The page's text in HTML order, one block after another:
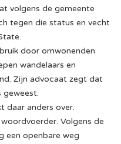
volgens de gemeente
tegen die status en vecht
door omwonenden
wandelaars en
Zijn advocaat zegt dat
geweest.
daar anders over.
Volgens de
een openbare weg